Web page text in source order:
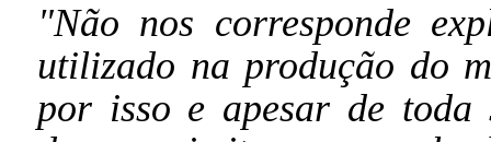
"Não nos corresponde
utilizado na produção do
por isso e apesar de